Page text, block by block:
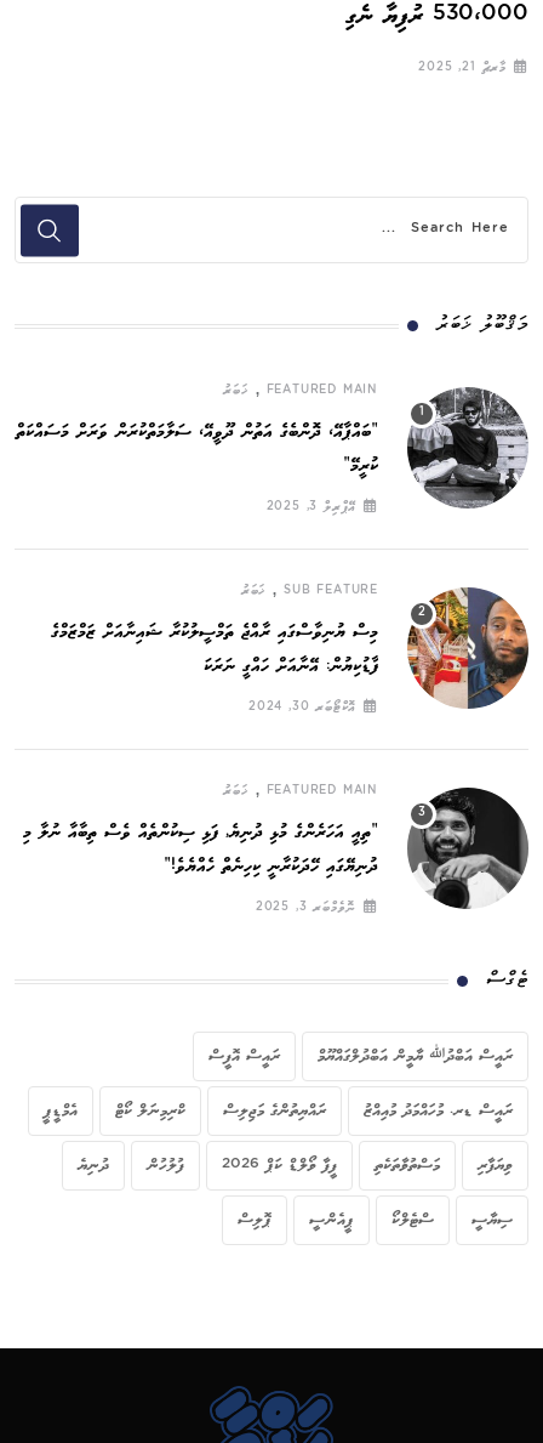
530،000 ރުފިޔާ ނެގި
މާރޗް 21, 2025
މަޤްބޫލު ޚަބަރު
FEATURED MAIN
, ޚަބަރު
”ބައްޕާއޭ، ދޮންބެގެ އަތުން ދޫވީއޭ، ސަލާމަތްކުރަން ވަރަށް މަސައްކަތް
ކުރީމޭ“
އޭޕްރިލް 3, 2025
SUB FEATURE
, ޚަބަރު
މިސް ޔުނިވާސްގައި ރާއްޖެ ތަމްސީލުކުރާ ޝައިނާއަށް ޒަމްޒަމްގެ
ފާޑުކިޔުން: އޭނާއަށް ހައްގީ ނަރަކަ
އޮކްޓޯބަރ 30, 2024
FEATURED MAIN
, ޚަބަރު
”ތިއީ އަހަރެންގެ މުޅި ދުނިޔެ, ފަޅި ސިކުންތެއް ވެސް ތިބާއާ ނުލާ މި
ދުނިޔޭގައި ހޭދަކުރާނީ ކިހިނެތް ހެއްޔެވެ!“
ނޮވެމްބަރ 3, 2025
ޓެގްސް
ރައީސް އަބްދުﷲ ޔާމީން އަބްދުލްގައްޔޫމް ރައީސް އޮފީސް
ރައީސް ޑރ. މުހައްމަދު މުއިއްޒު ރައްޔިތުންގެ މަޖިލިސް ކްރިމިނަލް ކޯޓް އެމްޑީޕީ
ވިޔަފާރި މަސްތުވާތަކެތި ފީފާ ވޯލްޑް ކަޕް 2026 ފުލުހުން ދުނިޔެ
ސިޔާސީ ސްޓެލްކޯ ޕީއެންސީ ޕޮލިސް